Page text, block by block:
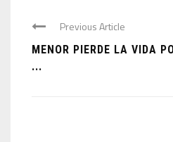
Previous Article
MENOR PIERDE LA VIDA
...